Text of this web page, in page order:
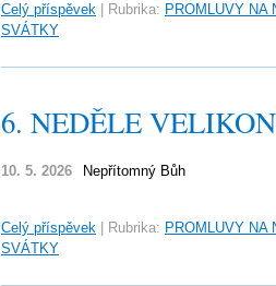
Celý příspěvek Rubrika: PROMLUVY NA
SVÁTKY
6. NEDĚLE
10. 5. 2026 Nepřítomný Bůh
Celý příspěvek Rubrika: PROMLUVY NA
SVÁTKY